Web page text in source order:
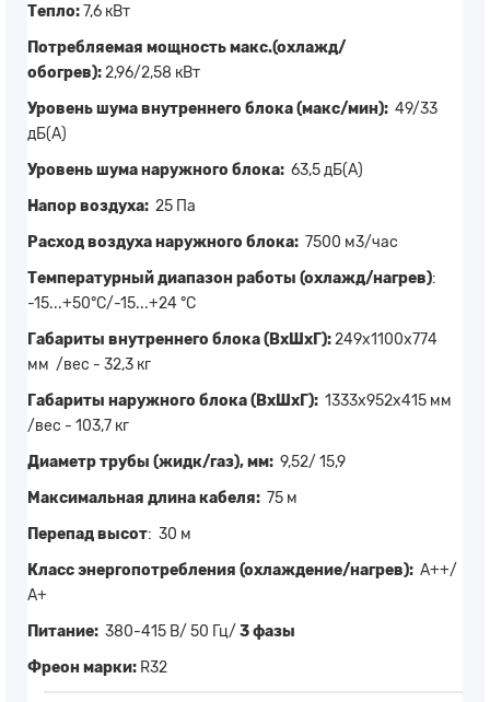
Тепло:7,6 кВт
Потребляемая мощность макс.(охлажд/
обогрев):2,96/2,58 кВт
Уровень шума внутреннего блока (макс/мин): 49/33
дБ(А)
Уровень шума наружного блока: 63,5 дБ(А)
Напор воздуха: 25 Па
Расход воздуха наружного блока: 7500 м3/час
Температурный диапазон работы (охлажд/нагрев):
-15...+50°C/-15...+24 °C
Габариты внутреннего блока (ВхШхГ):249х1100x774
мм /вес - 32,3 кг
Габариты наружного блока (ВхШхГ): 1333х952x415 мм
/вес - 103,7 кг
Диаметр трубы (жидк/газ), мм: 9,52/ 15,9
Максимальная длина кабеля: 75 м
Перепад высот: 30 м
Класс энергопотребления (охлаждение/нагрев): А++/
А+
Питание: 380-415 В/ 50 Гц/ 3 фазы
Фреон марки: R32